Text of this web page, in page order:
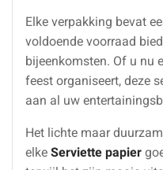
Elke verpakking bevat
voldoende voorraad
bijeenkomsten. Of u nu
feest organiseert, deze
aan al uw
Het lichte maar
elke Serviette papier